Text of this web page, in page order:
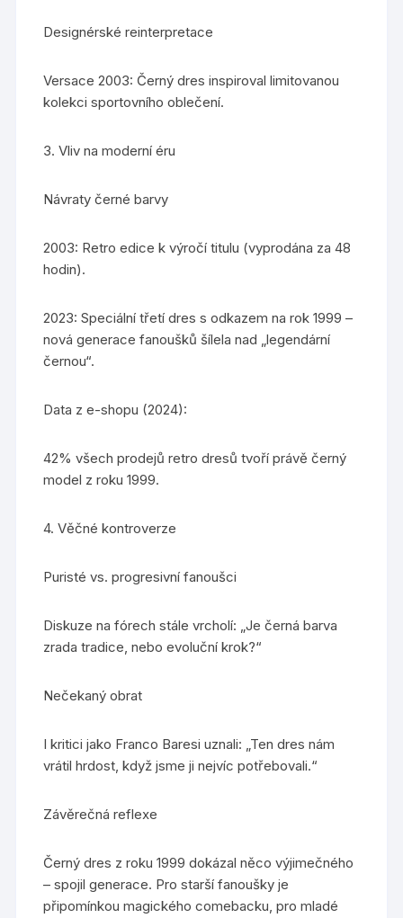
Designérské reinterpretace
Versace 2003: Černý dres inspiroval limitovanou
kolekci sportovního oblečení.
3. Vliv na moderní éru
Návraty černé barvy
2003: Retro edice k výročí titulu (vyprodána za 48
hodin).
2023: Speciální třetí dres s odkazem na rok 1999 –
nová generace fanoušků šílela nad „legendární
černou“.
Data z e-shopu (2024):
42% všech prodejů retro dresů tvoří právě černý
model z roku 1999.
4. Věčné kontroverze
Puristé vs. progresivní fanoušci
Diskuze na fórech stále vrcholí: „Je černá barva
zrada tradice, nebo evoluční krok?“
Nečekaný obrat
I kritici jako Franco Baresi uznali: „Ten dres nám
vrátil hrdost, když jsme ji nejvíc potřebovali.“
Závěrečná reflexe
Černý dres z roku 1999 dokázal něco výjimečného
– spojil generace. Pro starší fanoušky je
připomínkou magického comebacku, pro mladé